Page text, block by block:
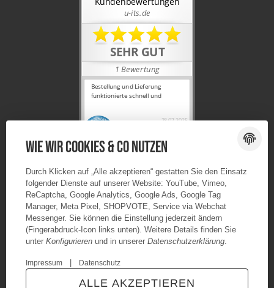
Wie wir Cookies & Co nutzen
Durch Klicken auf „Alle akzeptieren“ gestatten Sie den Einsatz
folgender Dienste auf unserer Website: YouTube, Vimeo,
ReCaptcha, Google Analytics, Google Ads, Google Tag
Manager, Meta Pixel, SHOPVOTE, Service via Webchat
Messenger. Sie können die Einstellung jederzeit ändern
(Fingerabdruck-Icon links unten). Weitere Details finden Sie
unter Konfigurieren und in unserer Datenschutzerklärung.
Impressum Datenschutz
ALLE AKZEPTIEREN